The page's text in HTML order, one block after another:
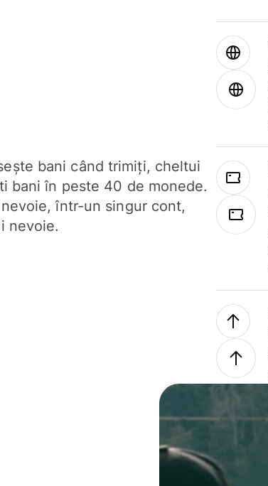
bani când trimiți, cheltui
bani în peste 40 de monede.
într-un singur cont,
nevoie.